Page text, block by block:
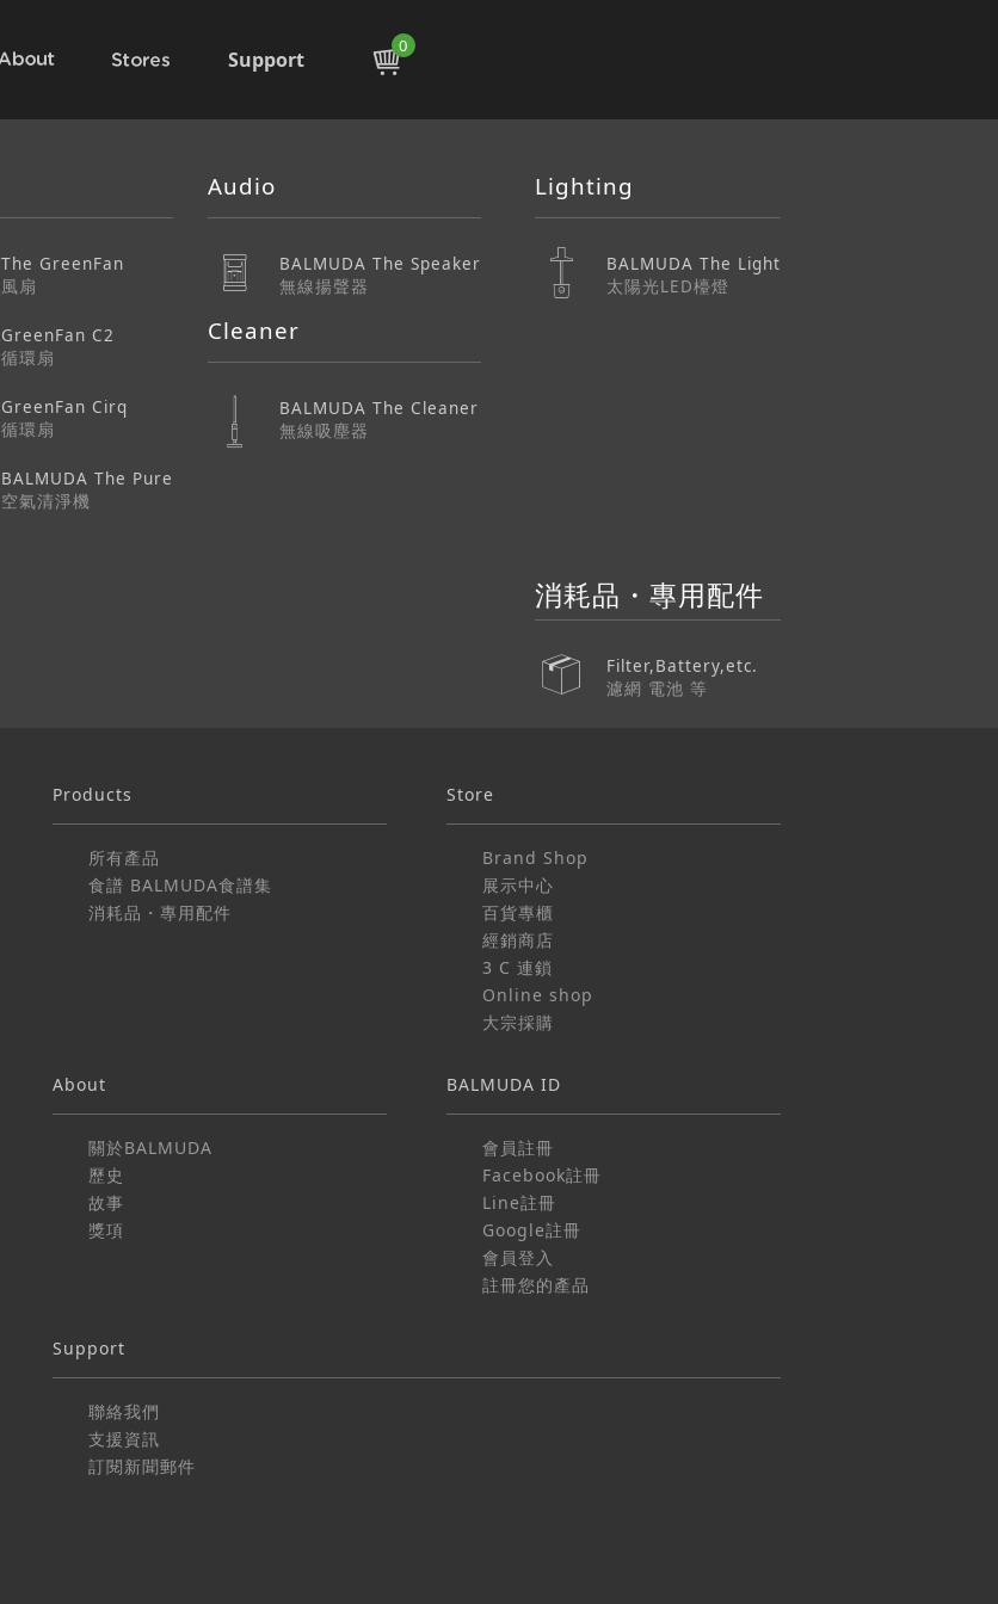
Support
0
The GreenFan
風扇
GreenFan C2
循環扇
GreenFan Cirq
循環扇
BALMUDA The Pure
空氣清淨機
Lighting
BALMUDA The Light
太陽光LED檯燈
消耗品・專用配件
Filter,Battery,etc.
濾網 電池 等
Audio
BALMUDA The Speaker
無線揚聲器
Cleaner
BALMUDA The Cleaner
無線吸塵器
Products
所有產品
食譜 BALMUDA食譜集
消耗品・專用配件
Store
Brand Shop
展示中心
百貨專櫃
經銷商店
3 C 連鎖
Online shop
大宗採購
About
關於BALMUDA
歷史
故事
獎項
BALMUDA ID
會員註冊
Facebook註冊
Line註冊
Google註冊
會員登入
註冊您的產品
Support
聯絡我們
支援資訊
訂閱新聞郵件